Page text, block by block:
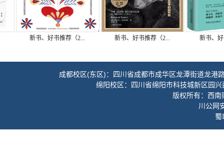
新书、好书推荐（2... 新书、好书推荐（2... 新书、好
成都校区(东区)：四川省成都市成华区龙潭街道龙港
绵阳校区：四川省绵阳市科技城新区园
版权所有：西南
川公网
蜀